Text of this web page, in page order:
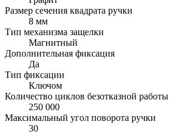
Размер сечения квадрата ручки
8 мм
Тип механизма защелки
Магнитный
Дополнительная фиксация
Да
Тип фиксации
Ключом
Количество циклов безотказной работы
250 000
Максимальный угол поворота ручки
30